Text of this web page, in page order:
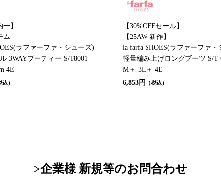
】
ム
ラファーファ・シューズ)
3WAYブーティー S/T8001
4E
）
【30%OFFセール】
【25AW 新作】
la farfa SHOES(ラファーファ・
軽量編み上げロングブーツ S/T
M＋-3L＋ 4E
6,853円
（税込）
>企業様 新規等のお問合わせ